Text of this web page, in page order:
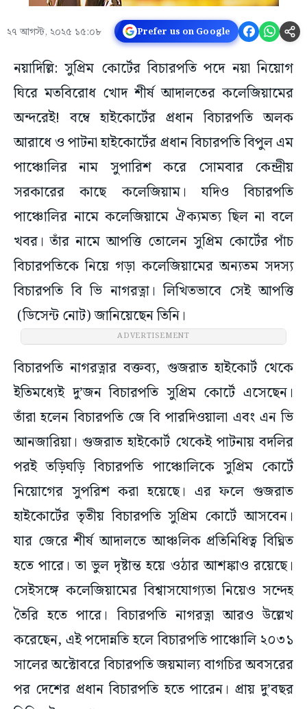
২৭ আগস্ট, ২০২৫ ১৫:০৮ Prefer us on Google
নয়াদিল্লি: সুপ্রিম কোর্টের বিচারপতি পদে নয়া নিয়োগ
ঘিরে মতবিরোধ খোদ শীর্ষ আদালতের কলেজিয়ামের
অন্দরেই! বম্বে হাইকোর্টের প্রধান বিচারপতি অলক
আরাধে ও পাটনা হাইকোর্টের প্রধান বিচারপতি বিপুল এম
পাঞ্চোলির নাম সুপারিশ করে সোমবার কেন্দ্রীয়
সরকারের কাছে কলেজিয়াম। যদিও বিচারপতি
পাঞ্চোলির নামে কলেজিয়ামে ঐক্যমত্য ছিল না বলে
খবর। তাঁর নামে আপত্তি তোলেন সুপ্রিম কোর্টের পাঁচ
বিচারপতিকে নিয়ে গড়া কলেজিয়ামের অন্যতম সদস্য
বিচারপতি বি ভি নাগরত্না। লিখিতভাবে সেই আপত্তি
(ডিসেন্ট নোট) জানিয়েছেন তিনি।
ADVERTISEMENT
বিচারপতি নাগরত্নার বক্তব্য, গুজরাত হাইকোর্ট থেকে
ইতিমধ্যেই দু’জন বিচারপতি সুপ্রিম কোর্টে এসেছেন।
তাঁরা হলেন বিচারপতি জে বি পারদিওয়ালা এবং এন ভি
আনজারিয়া। গুজরাত হাইকোর্ট থেকেই পাটনায় বদলির
পরই তড়িঘড়ি বিচারপতি পাঞ্চোলিকে সুপ্রিম কোর্টে
নিয়োগের সুপরিশ করা হয়েছে। এর ফলে গুজরাত
হাইকোর্টের তৃতীয় বিচারপতি সুপ্রিম কোর্টে আসবেন।
যার জেরে শীর্ষ আদালতে আঞ্চলিক প্রতিনিধিত্ব বিঘ্নিত
হতে পারে। তা ভুল দৃষ্টান্ত হয়ে ওঠার আশঙ্কাও রয়েছে।
সেইসঙ্গে কলেজিয়ামের বিশ্বাসযোগ্যতা নিয়েও সন্দেহ
তৈরি হতে পারে। বিচারপতি নাগরত্না আরও উল্লেখ
করেছেন, এই পদোন্নতি হলে বিচারপতি পাঞ্চোলি ২০৩১
সালের অক্টোবরে বিচারপতি জয়মাল্য বাগচির অবসরের
পর দেশের প্রধান বিচারপতি হতে পারেন। প্রায় দু’বছর